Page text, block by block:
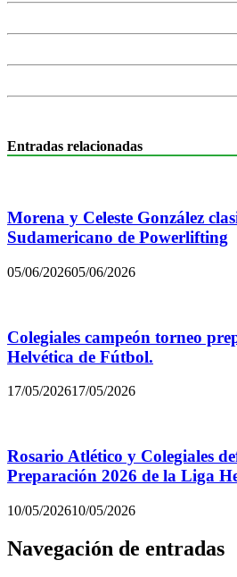
Entradas relacionadas
Morena y Celeste González
Sudamericano de Powerlifting
05/06/202605/06/2026
Colegiales campeón torneo
Helvética de Fútbol.
17/05/202617/05/2026
Rosario Atlético y Colegiales
Preparación 2026 de la Liga
10/05/202610/05/2026
Navegación de entradas